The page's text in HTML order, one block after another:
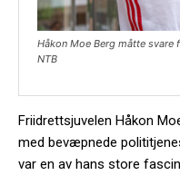
Håkon Moe Berg måtte
NTB
Friidrettsjuvelen Håkon
med bevæpnede
var en av hans store